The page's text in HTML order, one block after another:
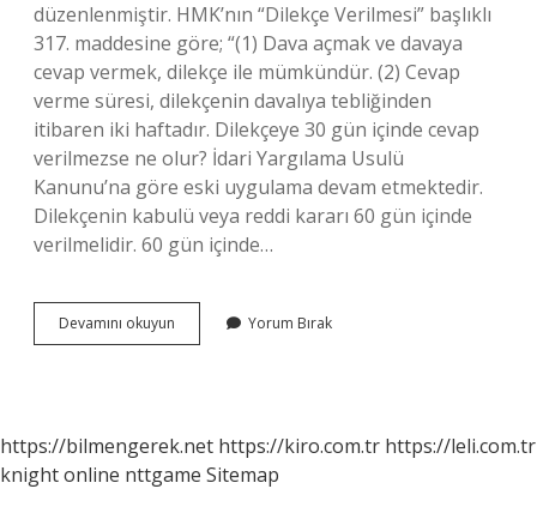
düzenlenmiştir. HMK’nın “Dilekçe Verilmesi” başlıklı
317. maddesine göre; “(1) Dava açmak ve davaya
cevap vermek, dilekçe ile mümkündür. (2) Cevap
verme süresi, dilekçenin davalıya tebliğinden
itibaren iki haftadır. Dilekçeye 30 gün içinde cevap
verilmezse ne olur? İdari Yargılama Usulü
Kanunu’na göre eski uygulama devam etmektedir.
Dilekçenin kabulü veya reddi kararı 60 gün içinde
verilmelidir. 60 gün içinde…
Devamını okuyun
Dilekçeye
Verilir
Yorum Bırak
https://bilmengerek.net https://kiro.com.tr https://leli.com.tr
knight online nttgame Sitemap